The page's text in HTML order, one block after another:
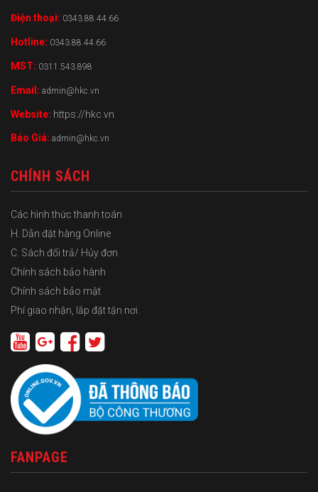
Điện thoại: 0343.88.44.66
Hotline: 0343.88.44.66
MST: 0311.543.898
Email: admin@hkc.vn
Website: https://hkc.vn
Báo Giá: admin@hkc.vn
CHÍNH SÁCH
Các hình thức thanh toán
H. Dẫn đặt hàng Online
C. Sách đổi trả/ Hủy đơn
Chính sách bảo hành
Chính sách bảo mật
Phí giao nhận, lắp đặt tận nơi.
FANPAGE